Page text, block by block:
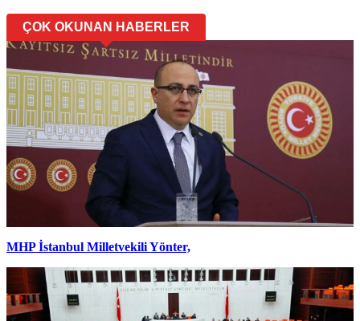
ÇOK OKUNAN HABERLER
MHP İstanbul Milletvekili Yönter,